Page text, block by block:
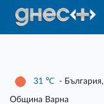
31 ℃ - България,
Община Варна